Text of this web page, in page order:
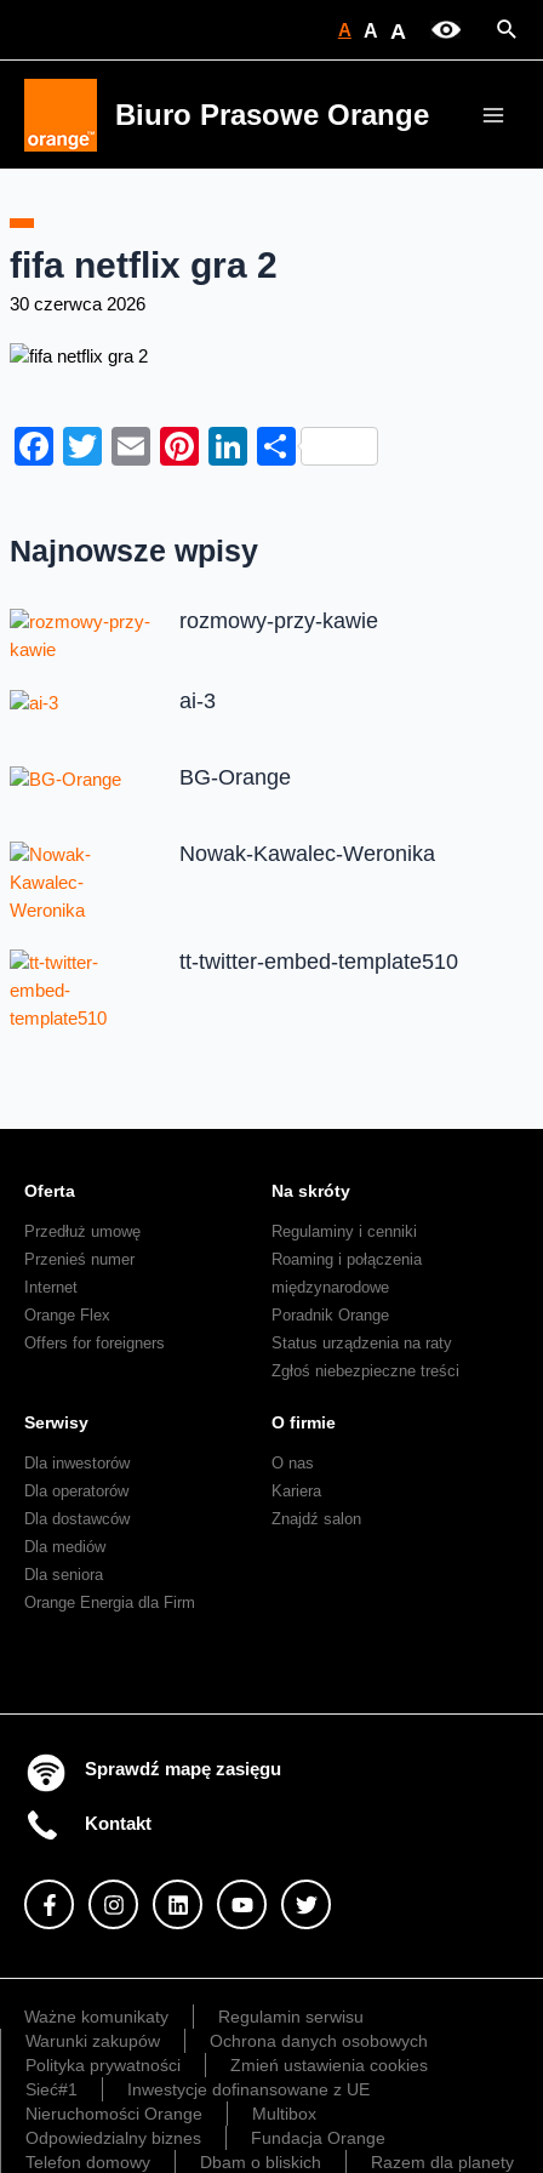
A A A
Biuro Prasowe Orange
fifa netflix gra 2
30 czerwca 2026
Facebook
Twitter
EmailPinterest
LinkedIn
Share
Najnowsze wpisy
rozmowy-przy-kawie
ai-3
BG-Orange
Nowak-Kawalec-Weronika
tt-twitter-embed-template510
Oferta
Przedłuż umowę
Przenieś numer
Internet
Orange Flex
Offers for foreigners
Na skróty
Regulaminy i cenniki
Roaming i połączenia
międzynarodowe
Poradnik Orange
Status urządzenia na raty
Zgłoś niebezpieczne treści
Serwisy
Dla inwestorów
Dla operatorów
Dla dostawców
Dla mediów
Dla seniora
Orange Energia dla Firm
O firmie
O nas
Kariera
Znajdź salon
Sprawdź mapę zasięgu
Kontakt
Ważne komunikaty
Regulamin serwisu
Warunki zakupów
Ochrona danych osobowych
Polityka prywatności
Zmień ustawienia cookies
Sieć#1
Inwestycje dofinansowane z UE
Nieruchomości Orange
Multibox
Odpowiedzialny biznes
Fundacja Orange
Telefon domowy
Dbam o bliskich Razem dla planety